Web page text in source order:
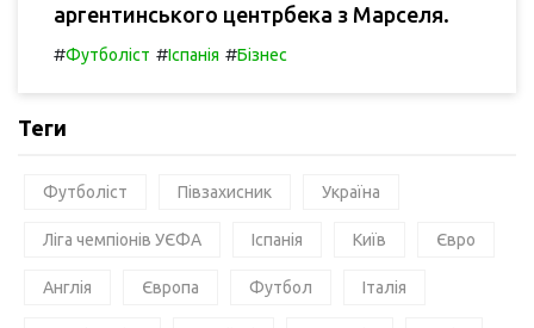
аргентинського центрбека з Марселя.
#Футболіст #Іспанія #Бізнес
Теги
Футболіст Півзахисник Україна
Ліга чемпіонів УЄФА Іспанія Київ Євро
Англія Європа Футбол Італія